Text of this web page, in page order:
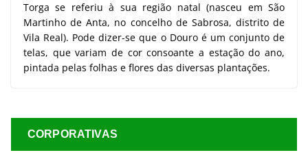
Torga se referiu à sua região natal (nasceu em São
Martinho de Anta, no concelho de Sabrosa, distrito de
Vila Real). Pode dizer-se que o Douro é um conjunto de
telas, que variam de cor consoante a estação do ano,
pintada pelas folhas e flores das diversas plantações.
CORPORATIVAS